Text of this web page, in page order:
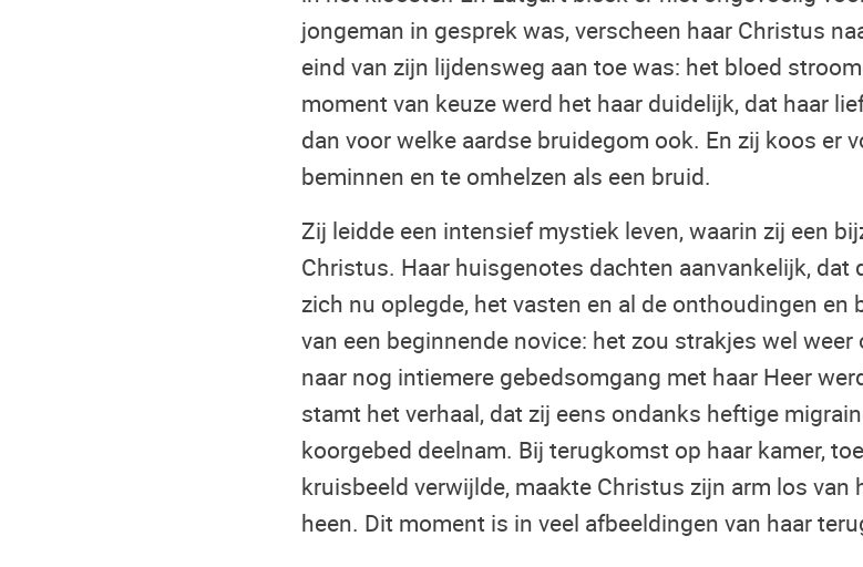
jongeman in gesprek was, verscheen haar Christus
eind van zijn lijdensweg aan toe was: het bloed
moment van keuze werd het haar duidelijk, dat haar
dan voor welke aardse bruidegom ook. En zij koos er
beminnen en te omhelzen als een bruid.
Zij leidde een intensief mystiek leven, waarin zij een
Christus. Haar huisgenotes dachten aanvankelijk, dat
zich nu oplegde, het vasten en al de onthoudingen en
van een beginnende novice: het zou strakjes wel weer
naar nog intiemere gebedsomgang met haar Heer
stamt het verhaal, dat zij eens ondanks heftige
koorgebed deelnam. Bij terugkomst op haar kamer,
kruisbeeld verwijlde, maakte Christus zijn arm los van
heen. Dit moment is in veel afbeeldingen van haar